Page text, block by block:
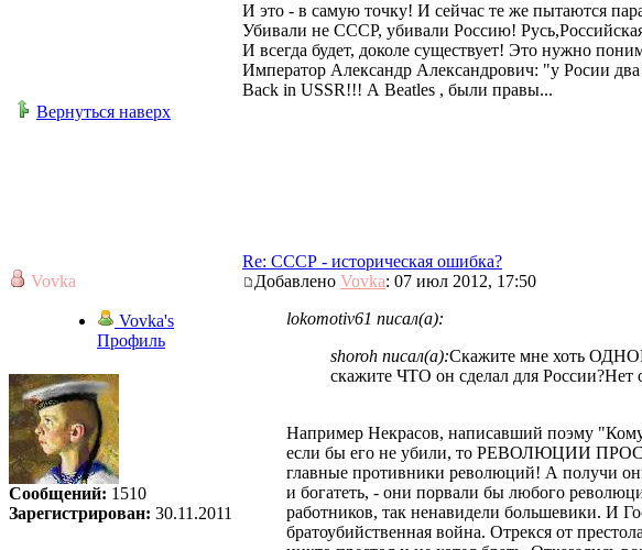
И это - в самую точку! И сейчас те же пытаются
Убивали не СССР, убивали Россию!
И всегда будет, доколе существует! Это нужно
Император Александр Александрович: "у Росии
Back in USSR!!! А Beatles , были правы...
Вернуться наверх
Vovka
Vovka's
Профиль
Сообщений: 1510
Зарегистрирован: 30.11.2011
Re: СССР - историческая ошибка?
Добавлено Vovka: 07 июл 2012, 17:50
lokomotiv61 писал(а):
shoroh писал(а):Скажите мне хоть
скажите ЧТО он сделал для России?Нет
Например Некрасов, написавший поэму
если бы его не убили, то РЕВОЛЮЦИИ
главные противники революций! А получи
и богатеть, - они порвали бы любого
работников, так ненавидели большевики. И
братоубийственная война. Отрекся от